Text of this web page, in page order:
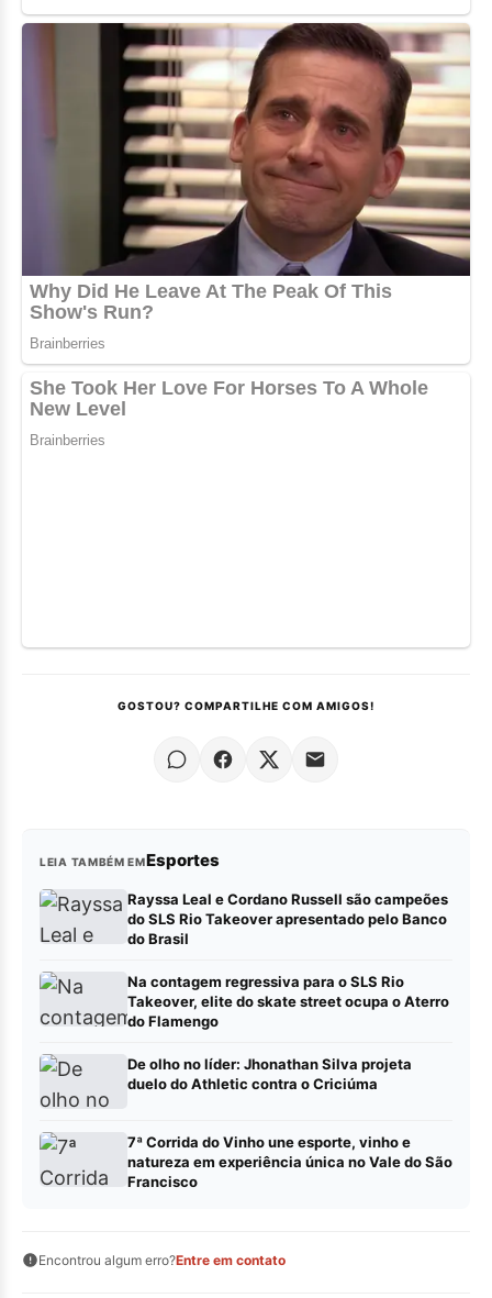
GOSTOU? COMPARTILHE COM AMIGOS!
LEIA TAMBÉM EMEsportes
Rayssa Leal e Cordano Russell são campeões
do SLS Rio Takeover apresentado pelo Banco
do Brasil
Na contagem regressiva para o SLS Rio
Takeover, elite do skate street ocupa o Aterro
do Flamengo
De olho no líder: Jhonathan Silva projeta
duelo do Athletic contra o Criciúma
7ª Corrida do Vinho une esporte, vinho e
natureza em experiência única no Vale do São
Francisco
Encontrou algum erro?Entre em contato